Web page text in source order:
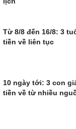
Từ 8/8 đến 16/8: 3
tiền về liên tục
10 ngày tới: 3 con
tiền về từ nhiều